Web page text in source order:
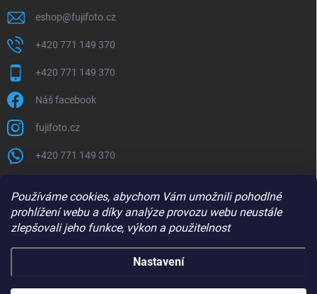
Používáme cookies, abychom Vám umožnili pohodlné
prohlížení webu a díky analýze provozu webu neustále
zlepšovali jeho funkce, výkon a použitelnost
Nastavení
eshop@fujifoto.cz
+420 771 149 370
+420 771 149 370
Náš facebook
fujifoto.cz
+420 771 149 370
PŘIJÍMÁME ONLINE PLATBY